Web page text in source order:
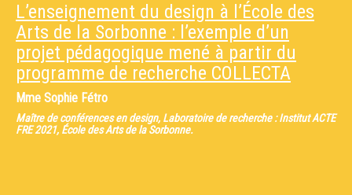
L’enseignement du design à l’École des
Arts de la Sorbonne : l’exemple d’un
projet pédagogique mené à partir du
programme de recherche COLLECTA
Mme Sophie Fétro
Maître de conférences en design, Laboratoire de recherche : Institut ACTE
FRE 2021, École des Arts de la Sorbonne.